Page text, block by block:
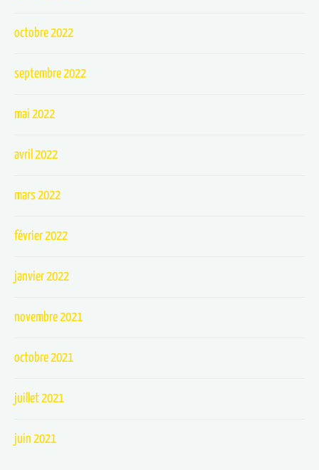
octobre 2022
septembre 2022
mai 2022
avril 2022
mars 2022
février 2022
janvier 2022
novembre 2021
octobre 2021
juillet 2021
juin 2021